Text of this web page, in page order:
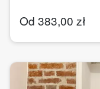
Od 383,00 zł